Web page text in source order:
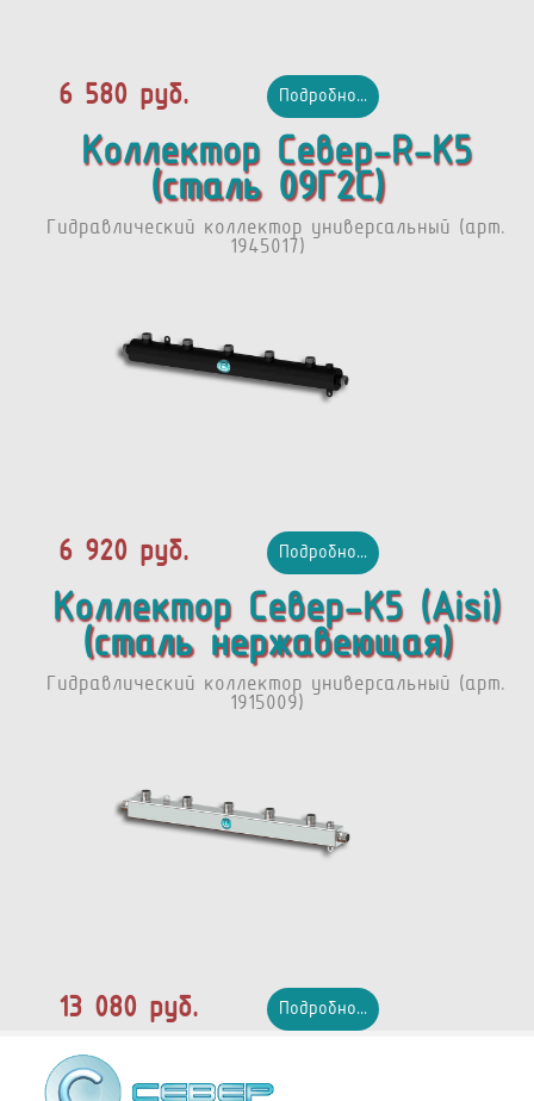
6 580 руб. Подробно...
Коллектор Север-R-К5
(сталь 09Г2С)
Гидравлический коллектор универсальный (арт.
1945017)
6 920 руб. Подробно...
Коллектор Север-К5 (Aisi)
(сталь нержавеющая)
Гидравлический коллектор универсальный (арт.
1915009)
13 080 руб. Подробно...